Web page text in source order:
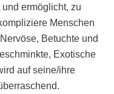
ermöglicht, zu
Menschen
Betuchte und
Exotische
auf seine/ihre